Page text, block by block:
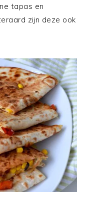
tapas en
zijn deze ook